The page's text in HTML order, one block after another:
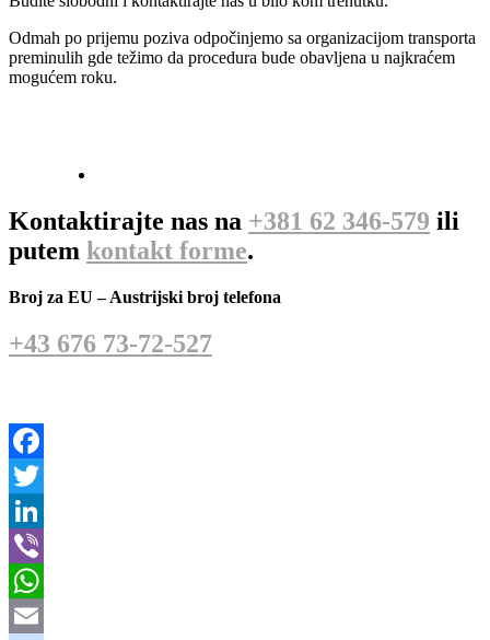
Odmah po prijemu poziva odpočinjemo sa organizacijom transporta
preminulih gde težimo da procedura bude obavljena u najkraćem
mogućem roku.
Kontaktirajte nas na +381 62 346-579 ili
putem kontakt forme.
Broj za EU – Austrijski broj telefona
+43 676 73-72-527
Facebook
Twitter
LinkedIn
Viber
WhatsApp